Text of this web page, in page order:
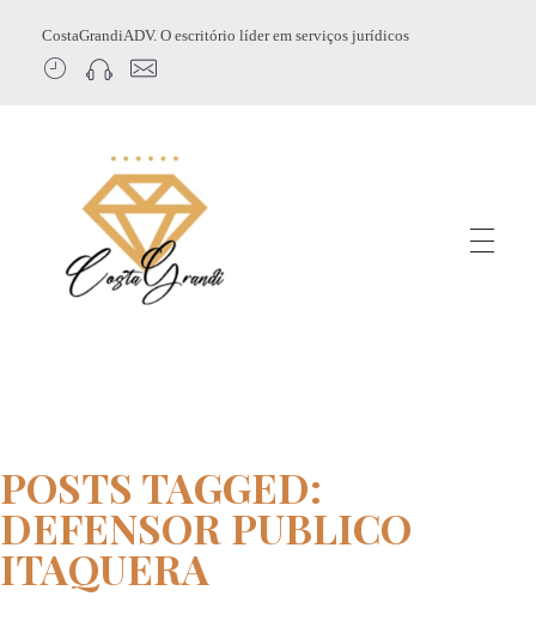
CostaGrandiADV. O escritório líder em serviços jurídicos
POSTS TAGGED:
DEFENSOR PUBLICO
ITAQUERA